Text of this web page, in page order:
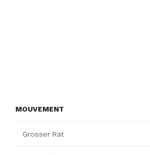
MOUVEMENT
Grosser Rat